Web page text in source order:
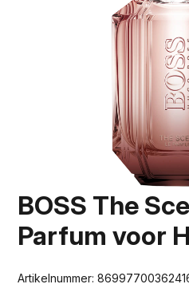
BOSS The
Parfum voor
Artikelnummer: